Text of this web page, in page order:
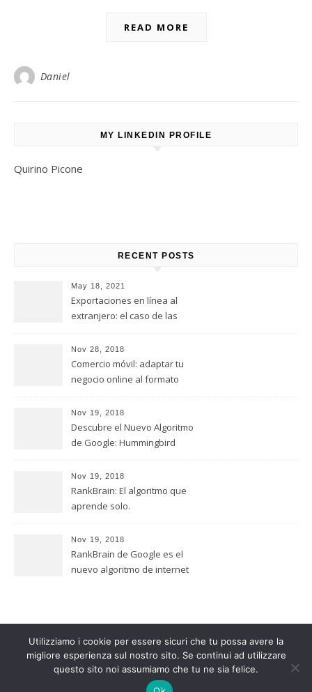
READ MORE
Daniel
MY LINKEDIN PROFILE
Quirino Picone
RECENT POSTS
May 18, 2021
Exportaciones en línea al
extranjero: el caso de las
Nov 28, 2018
Comercio móvil: adaptar tu
negocio online al formato
Nov 19, 2018
Descubre el Nuevo Algoritmo
de Google: Hummingbird
Nov 19, 2018
RankBrain: El algoritmo que
aprende solo.
Nov 19, 2018
RankBrain de Google es el
nuevo algoritmo de internet
2026 Quirino Picone ©
Savona Theme byOptima Themes
Utilizziamo i cookie per essere sicuri che tu possa avere la
migliore esperienza sul nostro sito. Se continui ad utilizzare
questo sito noi assumiamo che tu ne sia felice.